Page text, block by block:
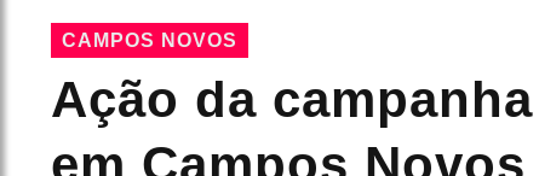
CAMPOS NOVOS
Ação da
em Campos Novos